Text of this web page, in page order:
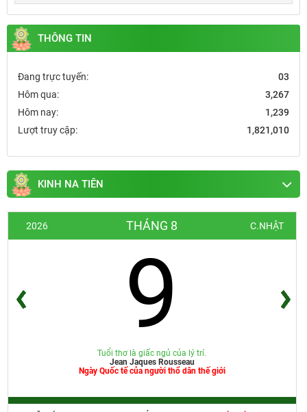
THÔNG TIN
Đang trực tuyến:
03
Hôm qua:
3,267
Hôm nay:
1,239
Lượt truy cập:
1,821,010
KINH NA TIÊN
2026 THÁNG 8 C.NHẬT
9
Tuổi thơ là giấc ngủ của lý trí.
Jean Jaques Rousseau
Ngày Quốc tế của người thổ dân thế giới